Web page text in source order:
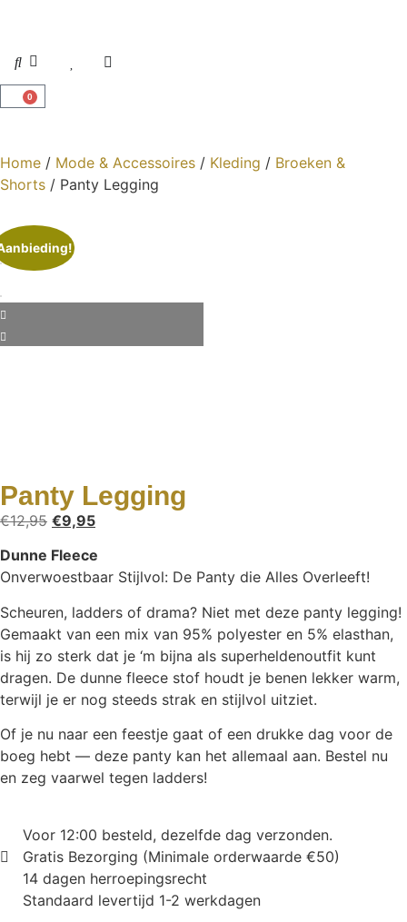
0
Home / Mode & Accessoires / Kleding / Broeken &
Shorts / Panty Legging
Panty Legging
€12,95 €9,95
Dunne Fleece
Onverwoestbaar Stijlvol: De Panty die Alles Overleeft!
Scheuren, ladders of drama? Niet met deze panty legging!
Gemaakt van een mix van 95% polyester en 5% elasthan,
is hij zo sterk dat je ‘m bijna als superheldenoutfit kunt
dragen. De dunne fleece stof houdt je benen lekker warm,
terwijl je er nog steeds strak en stijlvol uitziet.
Of je nu naar een feestje gaat of een drukke dag voor de
boeg hebt — deze panty kan het allemaal aan. Bestel nu
en zeg vaarwel tegen ladders!
Voor 12:00 besteld, dezelfde dag verzonden.
Gratis Bezorging (Minimale orderwaarde €50)
14 dagen herroepingsrecht
Standaard levertijd 1-2 werkdagen